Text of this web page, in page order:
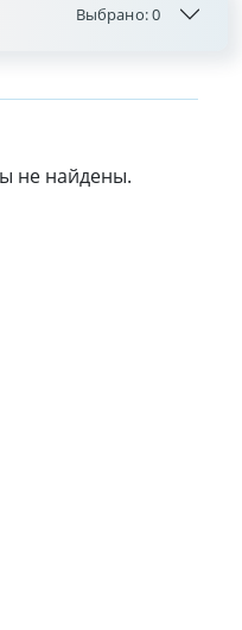
не найдены.
Выбрано:0